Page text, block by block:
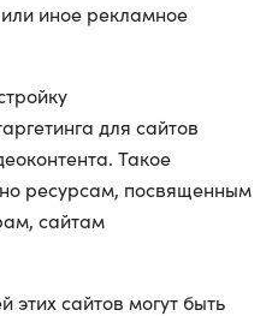
или иное рекламное
для сайтов
Такое
ресурсам, посвященным
сайтам
этих сайтов могут быть